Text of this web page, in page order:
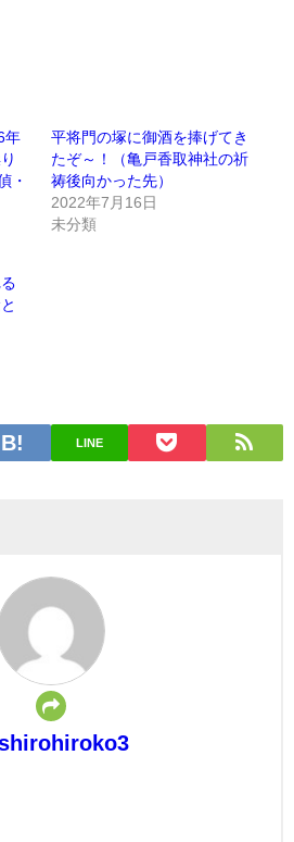
年
・
平将門の塚に御酒を捧げてき
たぞ～！（亀戸香取神社の祈
祷後向かった先）
2022年7月16日
未分類
LINE